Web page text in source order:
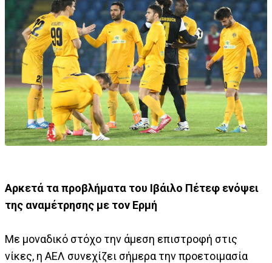
Αρκετά τα προβλήματα του Ιβάιλο Πέτεφ ενόψει
της αναμέτρησης με τον Ερμή
Με μοναδικό στόχο την άμεση επιστροφή στις
νίκες, η ΑΕΛ συνεχίζει σήμερα την προετοιμασία